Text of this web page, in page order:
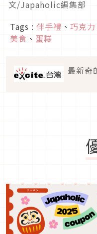
文/Japaholic編集部
Tags : 伴手禮 、 巧克力
美食 、 蛋糕
最新奇